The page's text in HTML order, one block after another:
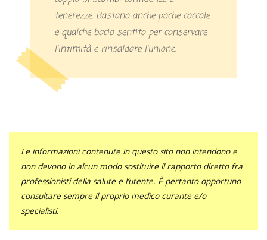
tenerezze. Bastano anche poche coccole
e qualche bacio sentito per conservare
l’intimità e rinsaldare l’unione.
Le informazioni contenute in questo sito non intendono e
non devono in alcun modo sostituire il rapporto diretto fra
professionisti della salute e l’utente. È pertanto opportuno
consultare sempre il proprio medico curante e/o
specialisti.